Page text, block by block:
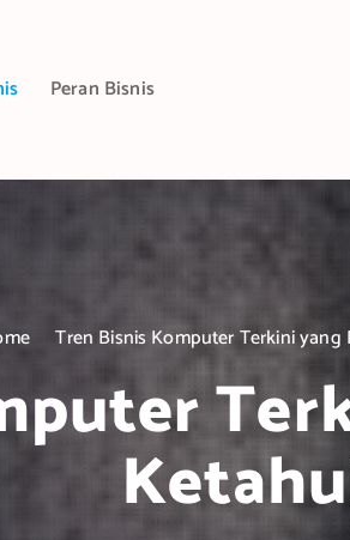
Peran Bisnis
Tren Bisnis Komputer Terkini